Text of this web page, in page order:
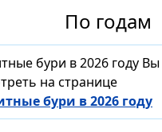
По годам
бури в 2026 году
на странице
бури в 2026 году